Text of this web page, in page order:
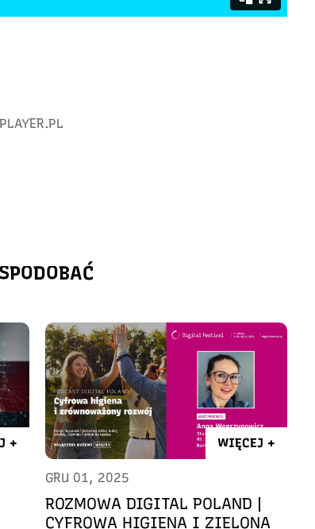
PLAYER.PL
+ WIĘCEJ +
GRU 01, 2025
ROZMOWA DIGITAL POLAND |
CYFROWA HIGIENA I ZIELONA